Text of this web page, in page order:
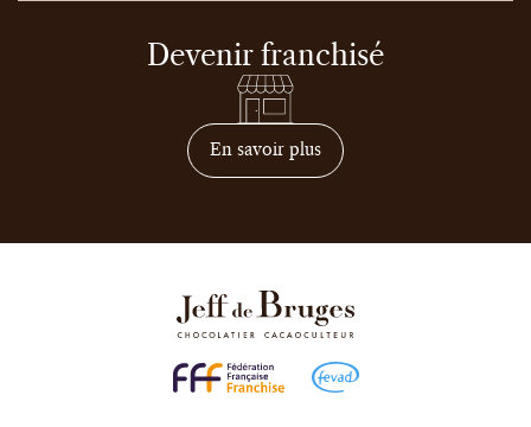
Devenir franchisé
En savoir plussur comment devenir